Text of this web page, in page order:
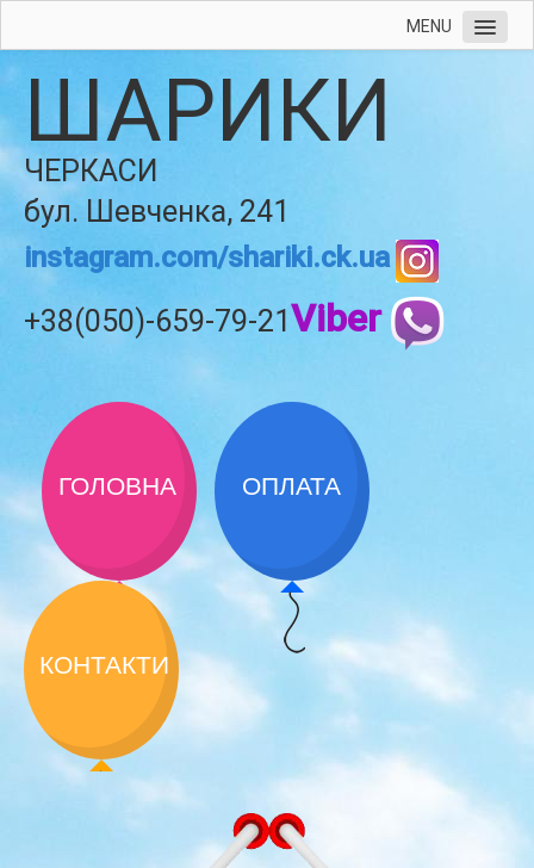
MENU
ШАРИКИ
ЧЕРКАСИ
бул. Шевченка, 241
instagram.com/shariki.ck.ua
+38(050)-659-79-21Viber
ГОЛОВНА ОПЛАТА
КОНТАКТИ